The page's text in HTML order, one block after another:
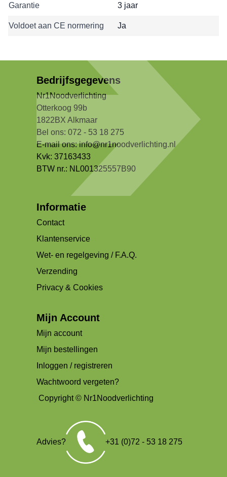
Garantie 3 jaar
Voldoet aan CE normering Ja
Bedrijfsgegevens
Nr1Noodverlichting
Otterkoog 99b
1822BX Alkmaar
Bel ons: 072 - 53 18 275
E-mail ons:info@nr1noodverlichting.nl
Kvk: 37163433
BTW nr.: NL001325557B90
Informatie
Contact
Klantenservice
Wet- en regelgeving / F.A.Q.
Verzending
Privacy & Cookies
Mijn Account
Mijn account
Mijn bestellingen
Inloggen / registreren
Wachtwoord vergeten?
Copyright © Nr1Noodverlichting
Advies? +31 (0)72 - 53 18 275